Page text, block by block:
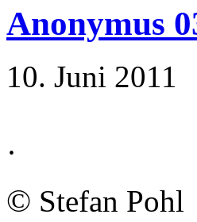
Anonymus
10. Juni 2011
·
© Stefan Pohl